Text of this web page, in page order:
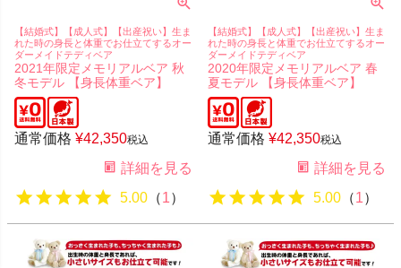
【結婚式】【成人式】【出産祝い】生ま
れた時の身長と体重でお仕立てするオー
ダーメイドテディベア
2021年限定メモリアルベア 秋
冬モデル 【身長体重ベア】
通常価格 ¥42,350税込
詳細を見る
5.00 （1）
【結婚式】【成人式】【出産祝い】生ま
れた時の身長と体重でお仕立てするオー
ダーメイドテディベア
2020年限定メモリアルベア 春
夏モデル 【身長体重ベア】
通常価格 ¥42,350税込
詳細を見る
5.00 （1）